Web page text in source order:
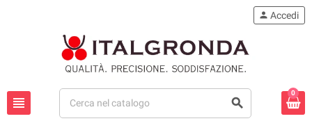
view_headline search
person Accedi
0